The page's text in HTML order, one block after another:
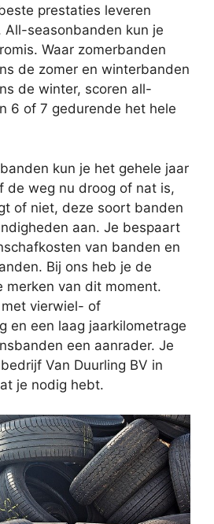
prestaties leveren
seasonbanden kun je
Waar zomerbanden
de zomer en winterbanden
de winter, scoren all-
6 of 7 gedurende het hele
kun je het gehele jaar
de weg nu droog of nat is,
of niet, deze soort banden
aan. Je bespaart
van banden en
Bij ons heb je de
merken van dit moment.
met vierwiel- of
en een laag jaarkilometrage
een aanrader. Je
Van Duurling BV in
je nodig hebt.